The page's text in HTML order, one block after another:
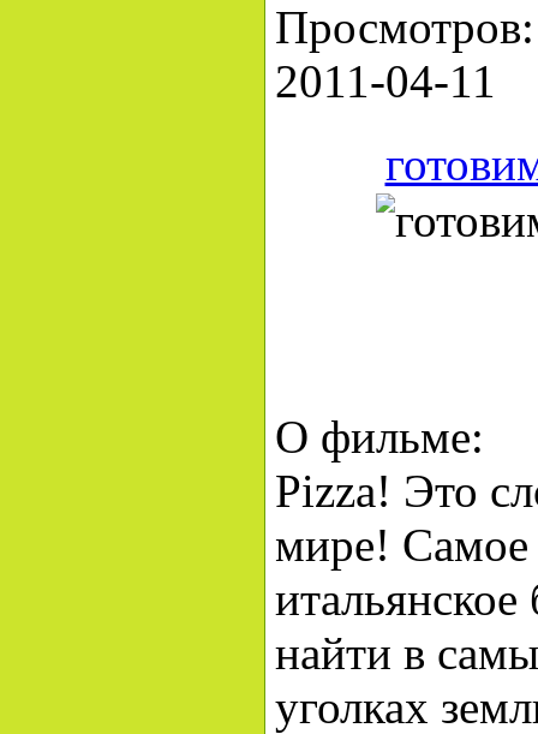
2011-04-11
О фильме:
Pizza! Это
мире! Самое
найти в
уголках